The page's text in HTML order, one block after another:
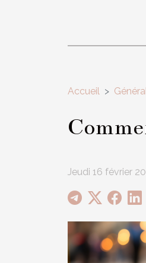
Accueil
Jeudi 16 février